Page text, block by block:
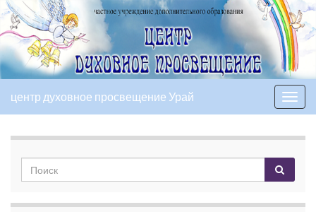
Вкл/
выкл
центр духовное просвещение Урай